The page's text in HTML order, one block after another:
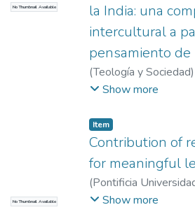
No Thumbnail Available
la India: una
intercultural a
pensamiento de
(Teología y Sociedad)
Marcela de la
Show more
No Thumbnail Available
Item
Contribution of
for meaningful
(Pontificia
Betancur, Lorena
Show more